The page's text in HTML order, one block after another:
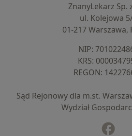
ZnanyLekarz Sp.
ul. Kolejowa
01-217 Warszawa,
NIP:
KRS:
REGON:
Sąd Rejonowy dla m.st.
Wydział